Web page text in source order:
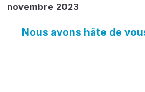
novembre 2023
Nous avons hâte de